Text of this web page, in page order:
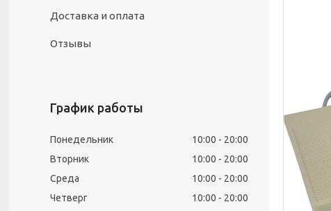
Доставка и оплата
Отзывы
График работы
Понедельник 10:00
20:00
Вторник
10:00
20:00
Среда
10:00
20:00
Четверг
10:00
20:00